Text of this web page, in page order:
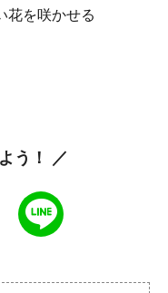
花を咲かせる
う！ ／